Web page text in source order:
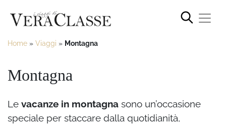
Home » Viaggi » Montagna
Montagna
Le vacanze in montagna sono un’occasione
speciale per staccare dalla quotidianità,